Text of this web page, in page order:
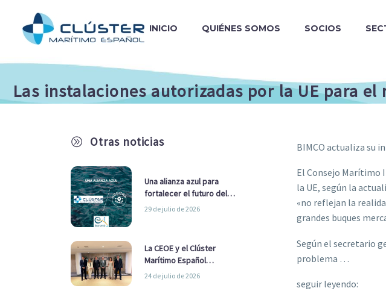
INICIO QUIÉNES SOMOS SOCIOS
Las instalaciones autorizadas por la UE para
A Otras noticias
Una alianza azul para
fortalecer el futuro del
sector marítimo
29 de julio de 2026
La CEOE y el Clúster
Marítimo Español
refuerzan su alianza para
24 de julio de 2026
BIMCO actualiza su
El Consejo Marítimo
la UE, según la
«no reflejan la
grandes buques
Según el secretario
problema …
seguir leyendo: